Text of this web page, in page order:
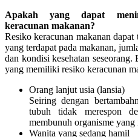
Apakah yang dapat
keracunan makanan?
Resiko keracunan makanan
yang terdapat pada makanan,
dan kondisi kesehatan
yang memiliki resiko keracunan
Orang lanjut usia (lansia)
Seiring dengan
tubuh tidak merespon
membunuh organisme
Wanita yang sedang hamil